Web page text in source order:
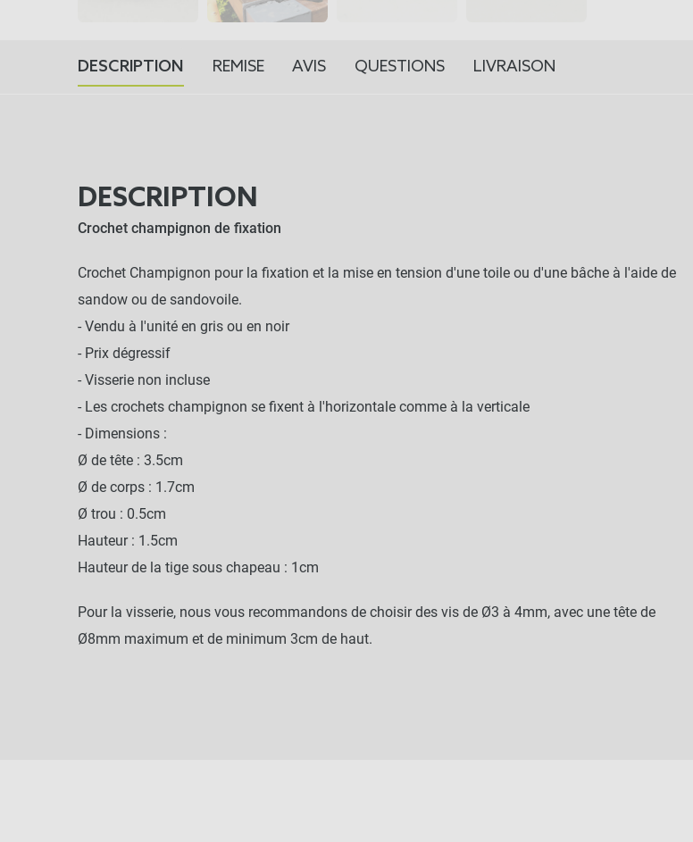
DESCRIPTION REMISE AVIS QUESTIONS LIVRAISON
DESCRIPTION
Crochet champignon de fixation
Crochet Champignon pour la fixation et la mise en tension d'une toile ou d'une bâche à l'aide de
sandow ou de sandovoile.
- Vendu à l'unité en gris ou en noir
- Prix dégressif
- Visserie non incluse
- Les crochets champignon se fixent à l'horizontale comme à la verticale
- Dimensions :
Ø de tête : 3.5cm
Ø de corps : 1.7cm
Ø trou : 0.5cm
Hauteur : 1.5cm
Hauteur de la tige sous chapeau : 1cm
Pour la visserie, nous vous recommandons de choisir des vis de Ø3 à 4mm, avec une tête de
Ø8mm maximum et de minimum 3cm de haut.